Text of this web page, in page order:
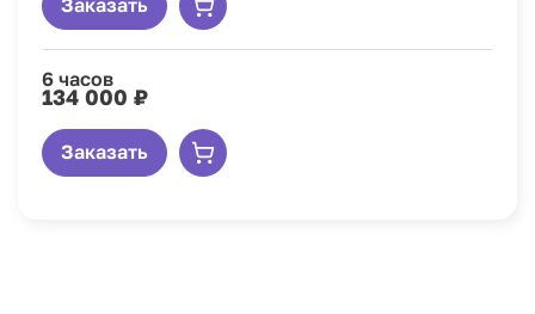
Заказать
6 часов
134 000 ₽
Заказать